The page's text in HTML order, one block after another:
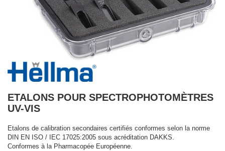
ETALONS POUR SPECTROPHOTOMÈTRES
UV-VIS
Etalons de calibration secondaires certifiés conformes selon la norme
DIN EN ISO / IEC 17025:2005 sous acréditation DAKKS.
Conformes à la Pharmacopée Européenne.